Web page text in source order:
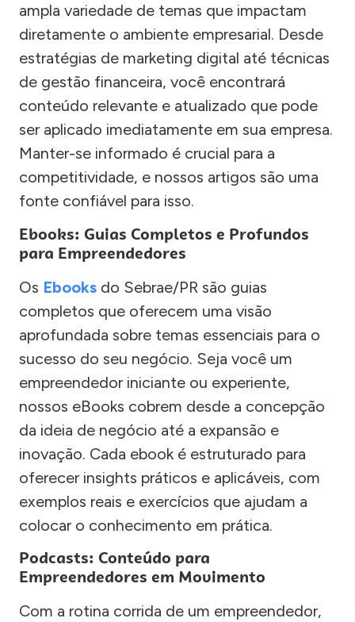
ampla variedade de temas que impactam
diretamente o ambiente empresarial. Desde
estratégias de marketing digital até técnicas
de gestão financeira, você encontrará
conteúdo relevante e atualizado que pode
ser aplicado imediatamente em sua empresa.
Manter-se informado é crucial para a
competitividade, e nossos artigos são uma
fonte confiável para isso.
Ebooks: Guias Completos e Profundos
para Empreendedores
Os Ebooks do Sebrae/PR são guias
completos que oferecem uma visão
aprofundada sobre temas essenciais para o
sucesso do seu negócio. Seja você um
empreendedor iniciante ou experiente,
nossos eBooks cobrem desde a concepção
da ideia de negócio até a expansão e
inovação. Cada ebook é estruturado para
oferecer insights práticos e aplicáveis, com
exemplos reais e exercícios que ajudam a
colocar o conhecimento em prática.
Podcasts: Conteúdo para
Empreendedores em Movimento
Com a rotina corrida de um empreendedor,